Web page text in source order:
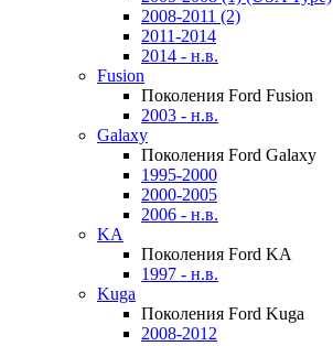
2008-2011 (2)
2011-2014
2014 - н.в.
Fusion
Поколения Ford Fusion
2003 - н.в.
Galaxy
Поколения Ford Galaxy
1995-2000
2000-2005
2006 - н.в.
KA
Поколения Ford KA
1997 - н.в.
Kuga
Поколения Ford Kuga
2008-2012